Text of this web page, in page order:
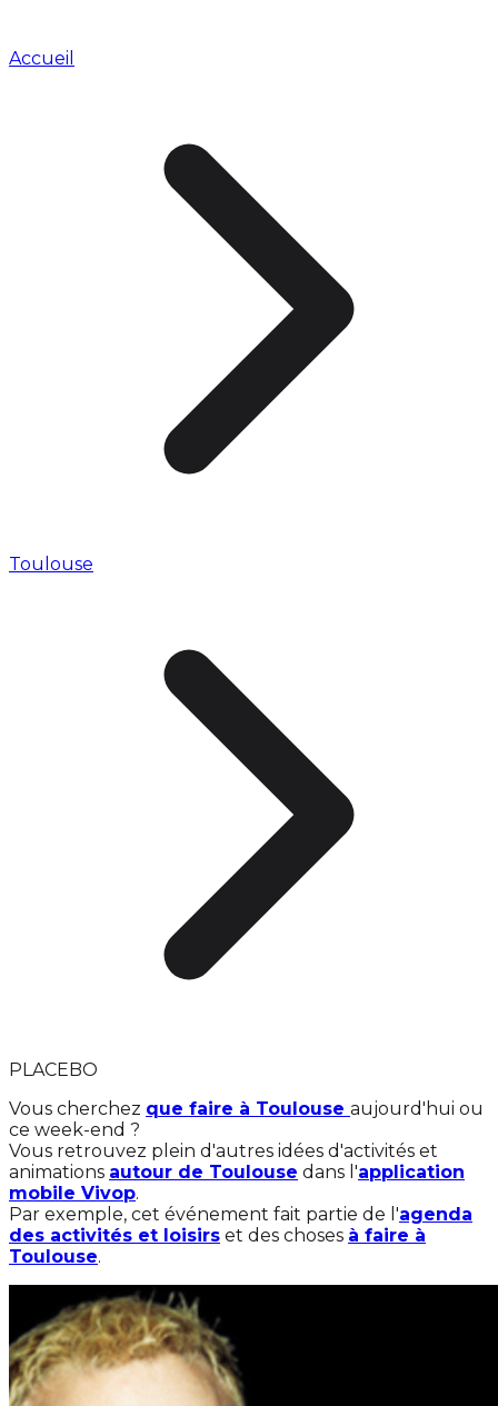
Accueil
Toulouse
PLACEBO
Vous cherchez que faire à Toulouse aujourd'hui ou
ce week-end ?
Vous retrouvez plein d'autres idées d'activités et
animations autour de Toulouse dans l'application
mobile Vivop.
Par exemple, cet événement fait partie de l'agenda
des activités et loisirs et des choses à faire à
Toulouse.